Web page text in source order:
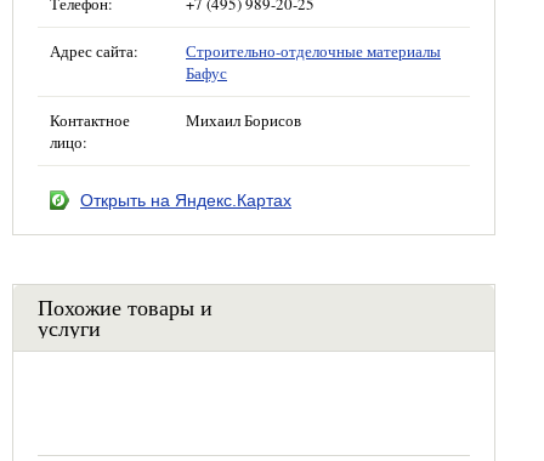
Адрес сайта:
Строительно-отделочные материалы
Бафус
Контактное
лицо:
Михаил Борисов
Открыть на Яндекс.Картах
Похожие товары и
услуги